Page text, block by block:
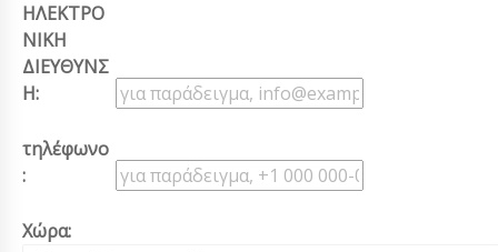
ΗΛΕΚΤΡΟ
ΝΙΚΗ
ΔΙΕΥΘΥΝΣ
Η:
τηλέφωνο
:
Χώρα: